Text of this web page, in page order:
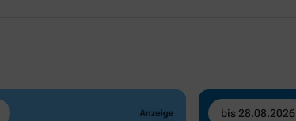
bis 28.08.2026